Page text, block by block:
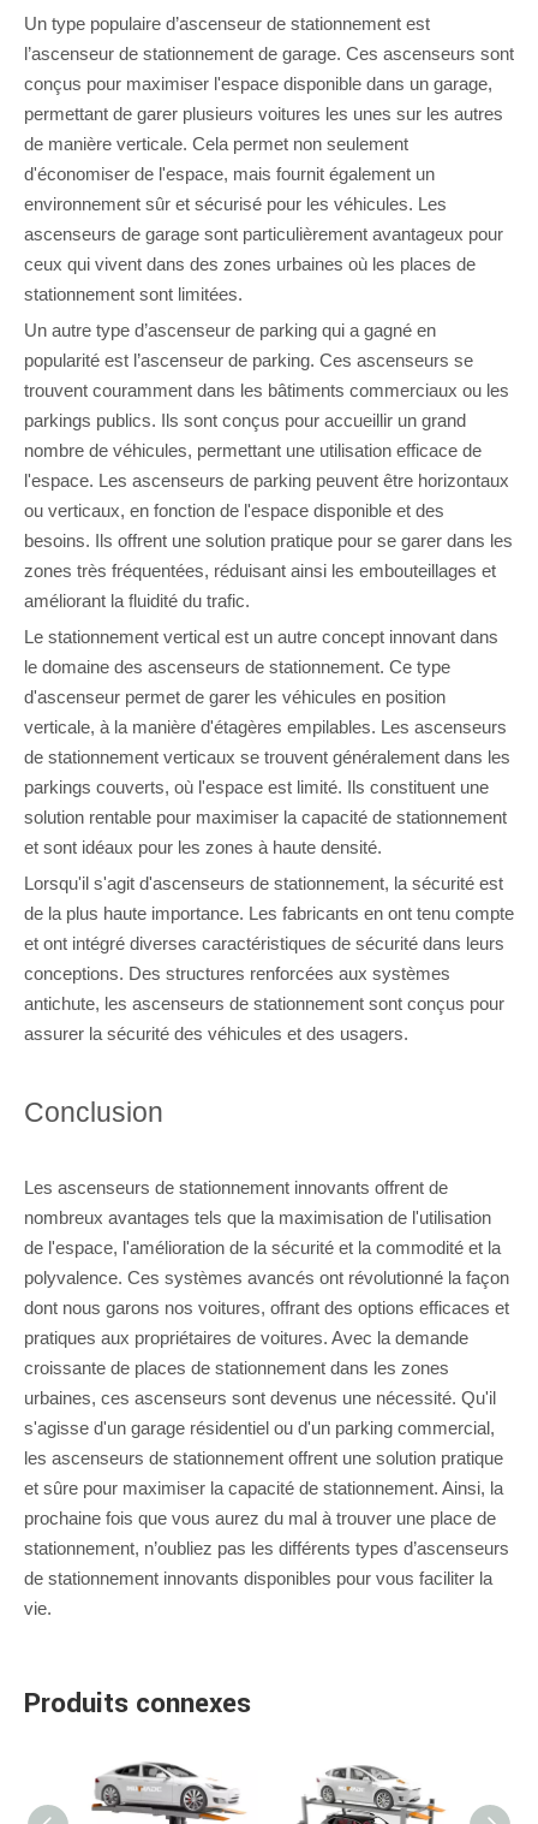
Un type populaire d’ascenseur de stationnement est
l’ascenseur de stationnement de garage. Ces ascenseurs sont
conçus pour maximiser l'espace disponible dans un garage,
permettant de garer plusieurs voitures les unes sur les autres
de manière verticale. Cela permet non seulement
d'économiser de l'espace, mais fournit également un
environnement sûr et sécurisé pour les véhicules. Les
ascenseurs de garage sont particulièrement avantageux pour
ceux qui vivent dans des zones urbaines où les places de
stationnement sont limitées.
Un autre type d’ascenseur de parking qui a gagné en
popularité est l’ascenseur de parking. Ces ascenseurs se
trouvent couramment dans les bâtiments commerciaux ou les
parkings publics. Ils sont conçus pour accueillir un grand
nombre de véhicules, permettant une utilisation efficace de
l'espace. Les ascenseurs de parking peuvent être horizontaux
ou verticaux, en fonction de l'espace disponible et des
besoins. Ils offrent une solution pratique pour se garer dans les
zones très fréquentées, réduisant ainsi les embouteillages et
améliorant la fluidité du trafic.
Le stationnement vertical est un autre concept innovant dans
le domaine des ascenseurs de stationnement. Ce type
d'ascenseur permet de garer les véhicules en position
verticale, à la manière d'étagères empilables. Les ascenseurs
de stationnement verticaux se trouvent généralement dans les
parkings couverts, où l'espace est limité. Ils constituent une
solution rentable pour maximiser la capacité de stationnement
et sont idéaux pour les zones à haute densité.
Lorsqu'il s'agit d'ascenseurs de stationnement, la sécurité est
de la plus haute importance. Les fabricants en ont tenu compte
et ont intégré diverses caractéristiques de sécurité dans leurs
conceptions. Des structures renforcées aux systèmes
antichute, les ascenseurs de stationnement sont conçus pour
assurer la sécurité des véhicules et des usagers.
Conclusion
Les ascenseurs de stationnement innovants offrent de
nombreux avantages tels que la maximisation de l'utilisation
de l'espace, l'amélioration de la sécurité et la commodité et la
polyvalence. Ces systèmes avancés ont révolutionné la façon
dont nous garons nos voitures, offrant des options efficaces et
pratiques aux propriétaires de voitures. Avec la demande
croissante de places de stationnement dans les zones
urbaines, ces ascenseurs sont devenus une nécessité. Qu'il
s'agisse d'un garage résidentiel ou d'un parking commercial,
les ascenseurs de stationnement offrent une solution pratique
et sûre pour maximiser la capacité de stationnement. Ainsi, la
prochaine fois que vous aurez du mal à trouver une place de
stationnement, n’oubliez pas les différents types d’ascenseurs
de stationnement innovants disponibles pour vous faciliter la
vie.
Produits connexes